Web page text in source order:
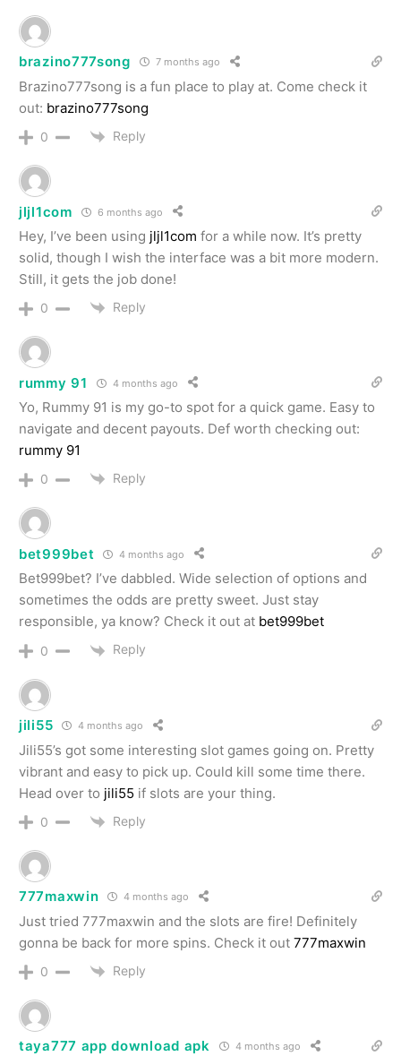
brazino777song 7 months ago
Brazino777song is a fun place to play at. Come check it
out: brazino777song
0 Reply
jljl1com 6 months ago
Hey, I’ve been using jljl1com for a while now. It’s pretty
solid, though I wish the interface was a bit more modern.
Still, it gets the job done!
0 Reply
rummy 91 4 months ago
Yo, Rummy 91 is my go-to spot for a quick game. Easy to
navigate and decent payouts. Def worth checking out:
rummy 91
0 Reply
bet999bet 4 months ago
Bet999bet? I’ve dabbled. Wide selection of options and
sometimes the odds are pretty sweet. Just stay
responsible, ya know? Check it out at bet999bet
0 Reply
jili55 4 months ago
Jili55’s got some interesting slot games going on. Pretty
vibrant and easy to pick up. Could kill some time there.
Head over to jili55 if slots are your thing.
0 Reply
777maxwin 4 months ago
Just tried 777maxwin and the slots are fire! Definitely
gonna be back for more spins. Check it out 777maxwin
0 Reply
taya777 app download apk 4 months ago